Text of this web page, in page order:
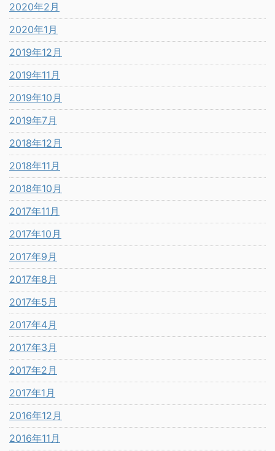
2020年2月
2020年1月
2019年12月
2019年11月
2019年10月
2019年7月
2018年12月
2018年11月
2018年10月
2017年11月
2017年10月
2017年9月
2017年8月
2017年5月
2017年4月
2017年3月
2017年2月
2017年1月
2016年12月
2016年11月